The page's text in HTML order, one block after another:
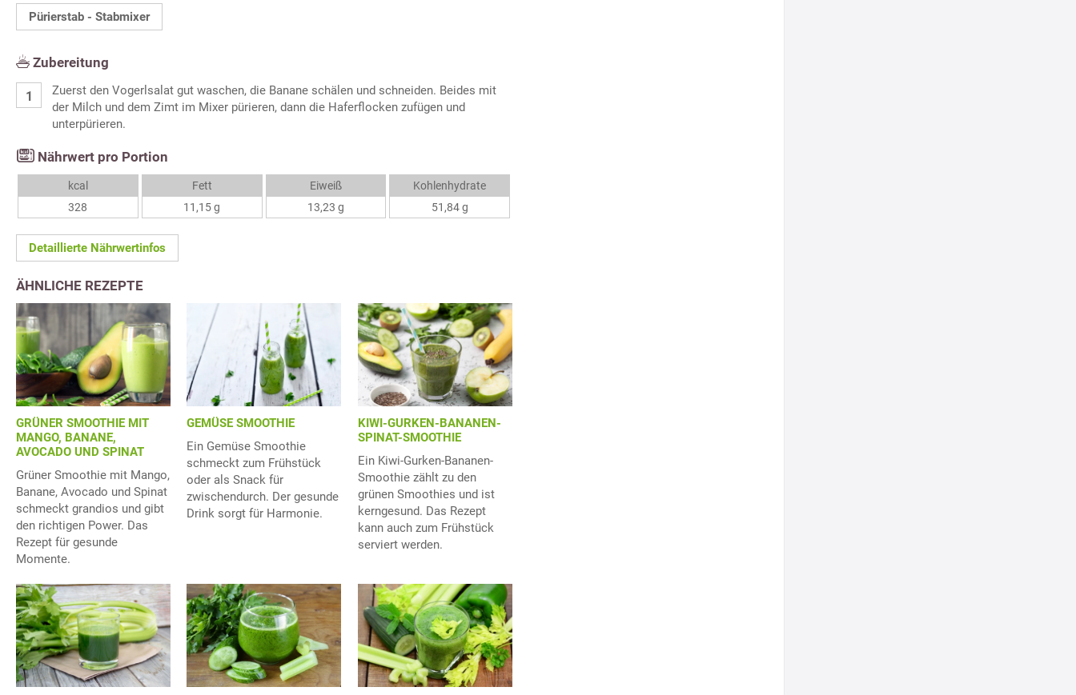
Pürierstab - Stabmixer
Zubereitung
Zuerst den Vogerlsalat gut waschen, die Banane schälen und schneiden. Beides mit
der Milch und dem Zimt im Mixer pürieren, dann die Haferflocken zufügen und
unterpürieren.
Nährwert pro Portion
kcal
328
Fett
11,15 g
Eiweiß
13,23 g
Kohlenhydrate
51,84 g
Detaillierte Nährwertinfos
ÄHNLICHE REZEPTE
GRÜNER SMOOTHIE MIT
MANGO, BANANE,
AVOCADO UND SPINAT
Grüner Smoothie mit Mango,
Banane, Avocado und Spinat
schmeckt grandios und gibt
den richtigen Power. Das
Rezept für gesunde
Momente.
GEMÜSE SMOOTHIE
Ein Gemüse Smoothie
schmeckt zum Frühstück
oder als Snack für
zwischendurch. Der gesunde
Drink sorgt für Harmonie.
KIWI-GURKEN-BANANEN-
SPINAT-SMOOTHIE
Ein Kiwi-Gurken-Bananen-
Smoothie zählt zu den
grünen Smoothies und ist
kerngesund. Das Rezept
kann auch zum Frühstück
serviert werden.